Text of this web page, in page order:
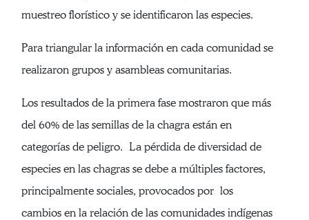
muestreo florístico y se identificaron las especies.
Para triangular la información en cada comunidad se
realizaron grupos y asambleas comunitarias.
Los resultados de la primera fase mostraron que más
del 60% de las semillas de la chagra están en
categorías de peligro. La pérdida de diversidad de
especies en las chagras se debe a múltiples factores,
principalmente sociales, provocados por los
cambios en la relación de las comunidades indígenas